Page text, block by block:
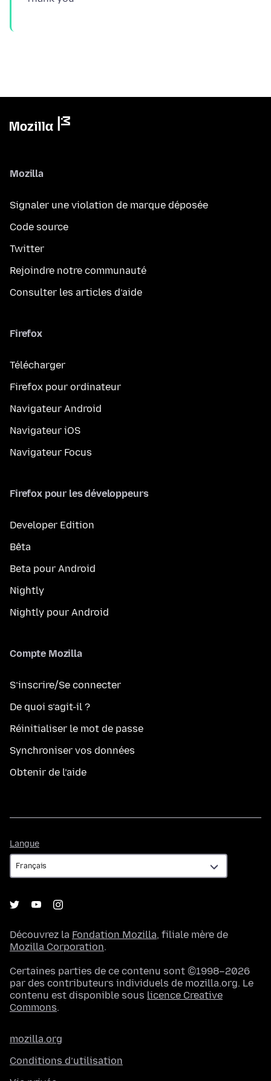
Mozilla
Signaler une violation de marque déposée
Code source
Twitter
Rejoindre notre communauté
Consulter les articles d’aide
Firefox
Télécharger
Firefox pour ordinateur
Navigateur Android
Navigateur iOS
Navigateur Focus
Firefox pour les développeurs
Developer Edition
Bêta
Beta pour Android
Nightly
Nightly pour Android
Compte Mozilla
S’inscrire/Se connecter
De quoi s’agit-il ?
Réinitialiser le mot de passe
Synchroniser vos données
Obtenir de l’aide
Langue
Découvrez la Fondation Mozilla, filiale mère de
Mozilla Corporation.
Certaines parties de ce contenu sont ©1998–2026
par des contributeurs individuels de mozilla.org. Le
contenu est disponible sous licence Creative
Commons.
mozilla.org
Conditions d’utilisation